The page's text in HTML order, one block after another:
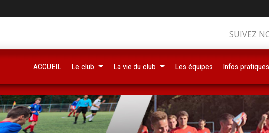
SUIVEZ
ACCUEIL Le club La vie du club Les équipes Infos pratiques